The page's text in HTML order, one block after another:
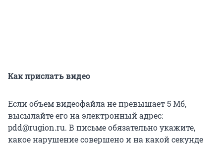
Как прислать видео
Если объем видеофайла не превышает 5 Мб,
высылайте его на электронный адрес:
pdd@rugion.ru. В письме обязательно укажите,
какое нарушение совершено и на какой секунде